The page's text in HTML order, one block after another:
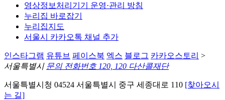
영상정보처리기기 운영·관리 방침
누리집 바로잡기
누리집지도
서울시 카카오톡 채널 추가
인스타그램 유튜브 페이스북 엑스 블로그 카카오스토리 >
서울특별시 문의 전화번호 120, 120 다산콜재단
서울특별시청 04524 서울특별시 중구 세종대로 110 [찾아오시
는 길]